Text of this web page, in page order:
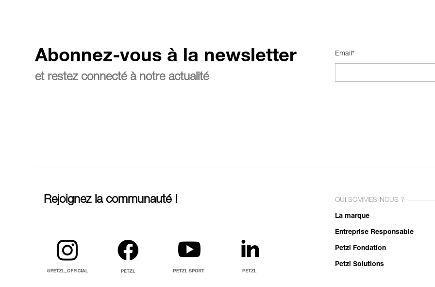
Abonnez-vous à la newsletter
et restez connecté à notre actualité
Email*
Rejoignez la communauté ! QUI SOMMES-NOUS ?
La marque
Entreprise Responsable
Petzl Fondation
Petzl Solutions